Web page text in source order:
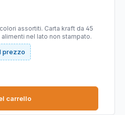
assortiti. Carta kraft da 45
nel lato non stampato.
prezzo
carrello